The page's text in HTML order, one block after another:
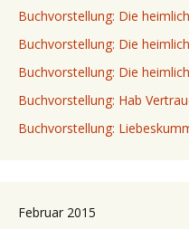
Buchvorstellung: Die
Buchvorstellung: Die
Buchvorstellung: Die
Buchvorstellung: Hab
Buchvorstellung:
Februar 2015